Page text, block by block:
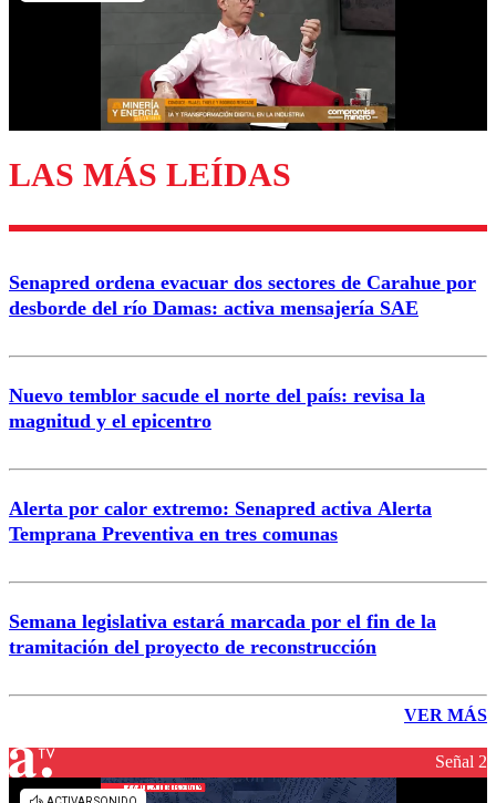
Enviar comentario
LAS MÁS LEÍDAS
Senapred ordena evacuar dos sectores de Carahue por
desborde del río Damas: activa mensajería SAE
Nuevo temblor sacude el norte del país: revisa la
magnitud y el epicentro
Alerta por calor extremo: Senapred activa Alerta
Temprana Preventiva en tres comunas
Semana legislativa estará marcada por el fin de la
tramitación del proyecto de reconstrucción
VER MÁS
Señal 2